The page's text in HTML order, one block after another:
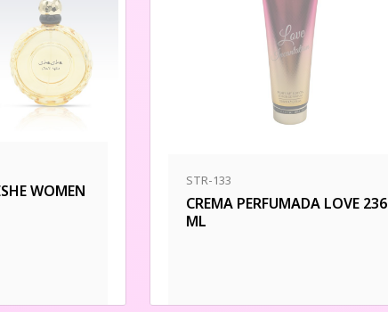
WOMEN
STR-133
CREMA PERFUMADA LOVE 236
ML